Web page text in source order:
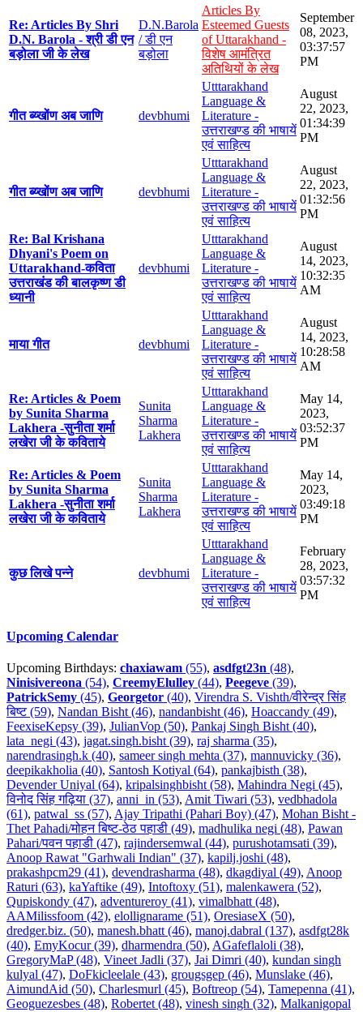
Re: Articles By Shri
D.N. Barola - श्री डी एन
बड़ोला जी के लेख
D.N.Barola
/ डी एन
बड़ोला
Articles By
Esteemed Guests
of Uttarakhand -
विशेष आमंत्रित
अतिथियों के लेख
September
08, 2023,
03:37:57
PM
गीत ब्य्खोंण अब जाणि devbhumi
Utttarakhand
Language &
Literature -
उत्तराखण्ड की भाषायें
एवं साहित्य
August
22, 2023,
01:34:39
PM
गीत ब्य्खोंण अब जाणि devbhumi
Utttarakhand
Language &
Literature -
उत्तराखण्ड की भाषायें
एवं साहित्य
August
22, 2023,
01:32:56
PM
Re: Bal Krishana
Dhyani's Poem on
Uttarakhand-कविता
उत्तराखंड की बालकृष्ण डी
ध्यानी
devbhumi
Utttarakhand
Language &
Literature -
उत्तराखण्ड की भाषायें
एवं साहित्य
August
14, 2023,
10:32:35
AM
माया गीत devbhumi
Utttarakhand
Language &
Literature -
उत्तराखण्ड की भाषायें
एवं साहित्य
August
14, 2023,
10:28:58
AM
Re: Articles & Poem
by Sunita Sharma
Lakhera -सुनीता शर्मा
लखेरा जी के कविताये
Sunita
Sharma
Lakhera
Utttarakhand
Language &
Literature -
उत्तराखण्ड की भाषायें
एवं साहित्य
May 14,
2023,
03:52:37
PM
Re: Articles & Poem
by Sunita Sharma
Lakhera -सुनीता शर्मा
लखेरा जी के कविताये
Sunita
Sharma
Lakhera
Utttarakhand
Language &
Literature -
उत्तराखण्ड की भाषायें
एवं साहित्य
May 14,
2023,
03:49:18
PM
कुछ लिखे पन्ने devbhumi
Utttarakhand
Language &
Literature -
उत्तराखण्ड की भाषायें
एवं साहित्य
February
28, 2023,
03:57:32
PM
Upcoming Calendar
Upcoming Birthdays: chaxiawam (55), asdfgt23n (48),
Ninisivereona (54), CreemyElulley (44), Peegeve (39),
PatrickSemy (45), Georgetor (40), Virendra S. Vishth/वीरेन्द्र सिंह
बिष्ट (59), Nandan Bisht (46), nandanbisht (46), Hoaccandy (49),
FeexiseKepsy (39), JulianVop (50), Pankaj Singh Bisht (40),
lata_negi (43), jagat.singh.bisht (39), raj sharma (35),
narendrasingh.k (40), sameer singh mehta (37), mannuvicky (36),
deepikakholia (40), Santosh Kotiyal (64), pankajbisth (38),
Devender Uniyal (64), kripalsinghbisht (58), Mahindra Negi (45),
विनोद सिंह गढ़िया (37), anni_in (53), Amit Tiwari (53), vedbhadola
(61), patwal_ss (57), Ajay Tripathi (Pahari Boy) (47), Mohan Bisht -
Thet Pahadi/मोहन बिष्ट-ठेठ पहाडी (49), madhulika negi (48), Pawan
Pahari/पवन पहाडी (47), rajindersemwal (44), purushotamsati (39),
Anoop Rawat "Garhwali Indian" (37), kapilj.joshi (48),
prakashpcm29 (41), devendrasharma (48), dkagdiyal (49), Anoop
Raturi (63), kaYaftike (49), Intoftoxy (51), malenkawera (52),
Qupiskondy (47), adventureroy (41), vimalbhatt (48),
AAMilissfoom (42), elollignarame (51), OresiaseX (50),
dredger.biz. (50), manesh.bhatt (46), manoj.dabral (137), asdfgt28k
(40), EmyKocur (39), dharmendra (50), AGafeflaloli (38),
GregoryMaP (48), Vineet Jadli (37), Jai Dimri (40), kundan singh
kulyal (47), DoFkicleelale (43), grougsgep (46), Munslake (46),
AimundAid (50), Charlesmurl (45), Boftreop (54), Tamepenna (41),
Geoguezesbes (48), Robertet (48), vinesh singh (32), Malkanigopal